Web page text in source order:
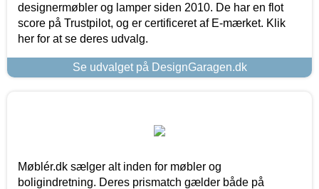
designermøbler og lamper siden 2010. De har en flot
score på Trustpilot, og er certificeret af E-mærket. Klik
her for at se deres udvalg.
Se udvalget på DesignGaragen.dk
Møblér.dk sælger alt inden for møbler og
boligindretning. Deres prismatch gælder både på